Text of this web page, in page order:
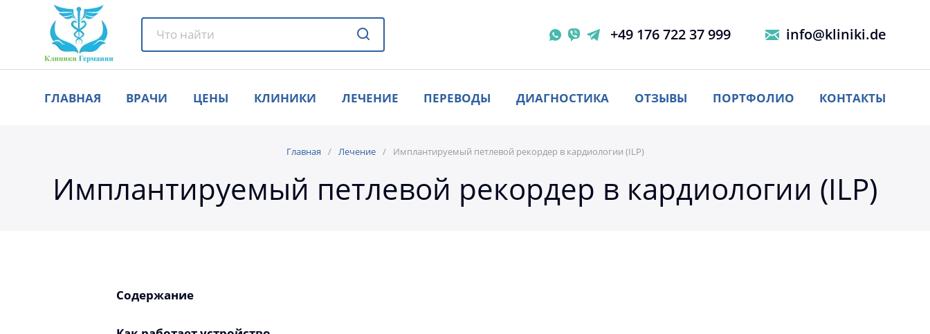
+49 176 722 37 999 info@kliniki.de
ГЛАВНАЯ ВРАЧИ ЦЕНЫ КЛИНИКИ ЛЕЧЕНИЕ ПЕРЕВОДЫ ДИАГНОСТИКА ОТЗЫВЫ ПОРТФОЛИО КОНТАКТЫ
Главная Лечение Имплантируемый петлевой рекордер в кардиологии (ILP)
Имплантируемый петлевой рекордер в кардиологии (ILP)
Содержание